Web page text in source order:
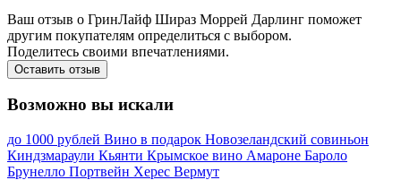
Ваш отзыв о ГринЛайф Шираз Моррей Дарлинг поможет
другим покупателям определиться с выбором.
Поделитесь своими впечатлениями.
Оставить отзыв
Возможно вы искали
до 1000 рублей Вино в подарок Новозеландский совиньон
Киндзмараули Кьянти Крымское вино Амароне Бароло
Брунелло Портвейн Херес Вермут